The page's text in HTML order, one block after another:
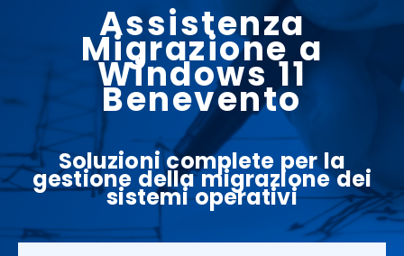
Assistenza
Migrazione a
Windows 11
Benevento
Soluzioni complete per la
gestione della migrazione dei
sistemi operativi